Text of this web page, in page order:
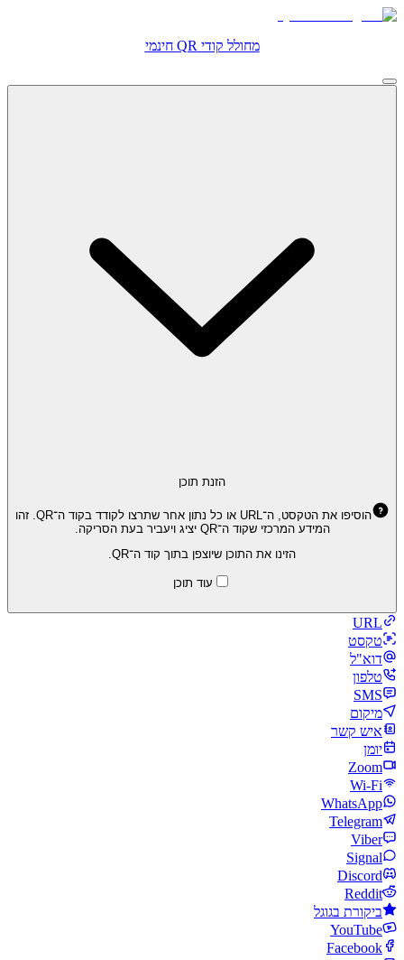
מחולל קודי QR חינמי
הזנת תוכן
הוסיפו את הטקסט, ה־URL או כל נתון אחר שתרצו לקודד בקוד ה־QR. זהו
המידע המרכזי שקוד ה־QR יציג ויעביר בעת הסריקה.
הזינו את התוכן שיוצפן בתוך קוד ה־QR.
עוד תוכן
URL
טקסט
דוא"ל
טלפון
SMS
מיקום
איש קשר
יומן
Zoom
Wi‑Fi
WhatsApp
Telegram
Viber
Signal
Discord
Reddit
ביקורת בגוגל
YouTube
Facebook